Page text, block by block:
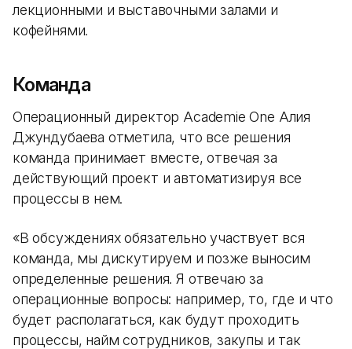
лекционными и выставочными залами и
кофейнями.
Команда
Операционный директор Academie One Алия
Джундубаева отметила, что все решения
команда принимает вместе, отвечая за
действующий проект и автоматизируя все
процессы в нем.
«В обсуждениях обязательно участвует вся
команда, мы дискутируем и позже выносим
определенные решения. Я отвечаю за
операционные вопросы: например, то, где и что
будет располагаться, как будут проходить
процессы, найм сотрудников, закупы и так